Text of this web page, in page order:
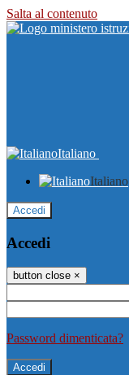
Salta al contenuto
Italiano
Italiano
Accedi
Accedi
button close ×
Password dimenticata?